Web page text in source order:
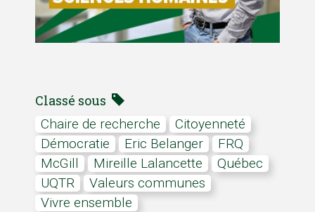
Classé sous
chaire de recherche
citoyenneté
Démocratie
Eric Belanger
FRQ
McGill
Mireille Lalancette
Québec
UQTR
valeurs communes
vivre ensemble